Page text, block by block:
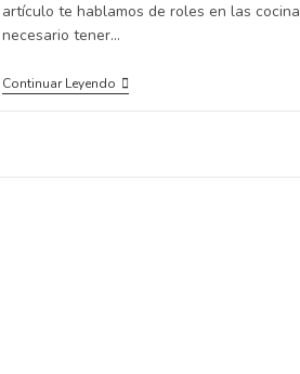
artículo te hablamos de roles en las
necesario tener…
Continuar Leyendo